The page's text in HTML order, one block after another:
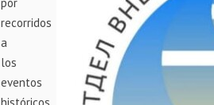
recorridos
a
los
eventos